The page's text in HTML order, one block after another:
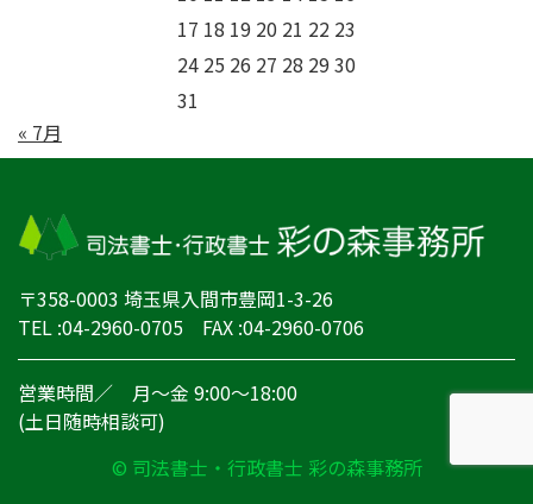
17 18 19 20 21 22 23
24 25 26 27 28 2930
31
« 7月
〒358-0003 埼玉県入間市豊岡1-3-26
TEL :04-2960-0705 FAX :04-2960-0706
営業時間／ 月～金 9:00～18:00
(土日随時相談可)
© 司法書士・行政書士 彩の森事務所